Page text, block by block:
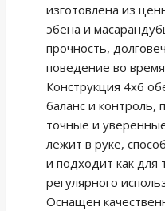
изготовлена из
эбена и
прочность,
поведение во
Конструкция 4х6
баланс и контроль,
точные и
лежит в руке,
и подходит как для
регулярного
Оснащен